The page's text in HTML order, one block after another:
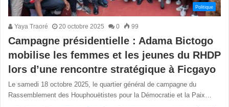
Politique
Yaya Traoré 20 octobre 2025 0 99
Campagne présidentielle : Adama Bictogo
mobilise les femmes et les jeunes du RHDP
lors d’une rencontre stratégique à Ficgayo
Le samedi 18 octobre 2025, le quartier général de campagne du
Rassemblement des Houphouëtistes pour la Démocratie et la Paix…